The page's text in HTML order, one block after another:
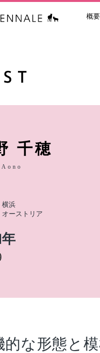
中之条ビエ
概要
千穂
横浜
オーストリア
的な形態と